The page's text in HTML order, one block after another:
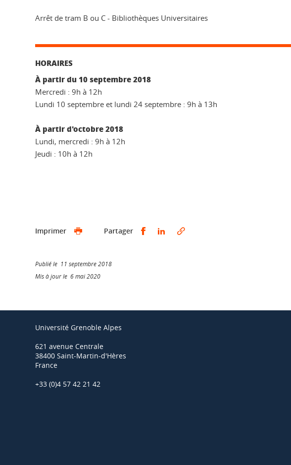
Arrêt de tram B ou C - Bibliothèques Universitaires
HORAIRES
À partir du 10 septembre 2018
Mercredi : 9h à 12h
Lundi 10 septembre et lundi 24 septembre : 9h à 13h
À partir d'octobre 2018
Lundi, mercredi : 9h à 12h
Jeudi : 10h à 12h
Imprimer Partager Partager sur Facebook
Partager sur LinkedIn
Publié le 11 septembre 2018
Mis à jour le 6 mai 2020
Université Grenoble Alpes
621 avenue Centrale
38400 Saint-Martin-d'Hères
France
+33 (0)4 57 42 21 42